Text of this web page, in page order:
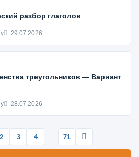
разбор глаголов
29.07.2026
треугольников — Вариант
28.07.2026
2 3 4 71